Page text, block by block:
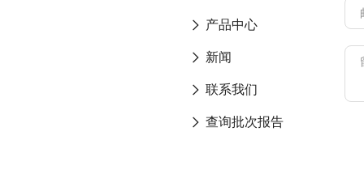
产品中心
新闻
联系我们
查询批次报告